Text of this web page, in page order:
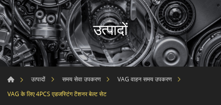
उत्पादों
उत्पादों समय सेवा उपकरण
VAG वाहन समय उपकरण
VAG के लिए 4PCS एडजस्टिंग टेंशनर बेल्ट सेट